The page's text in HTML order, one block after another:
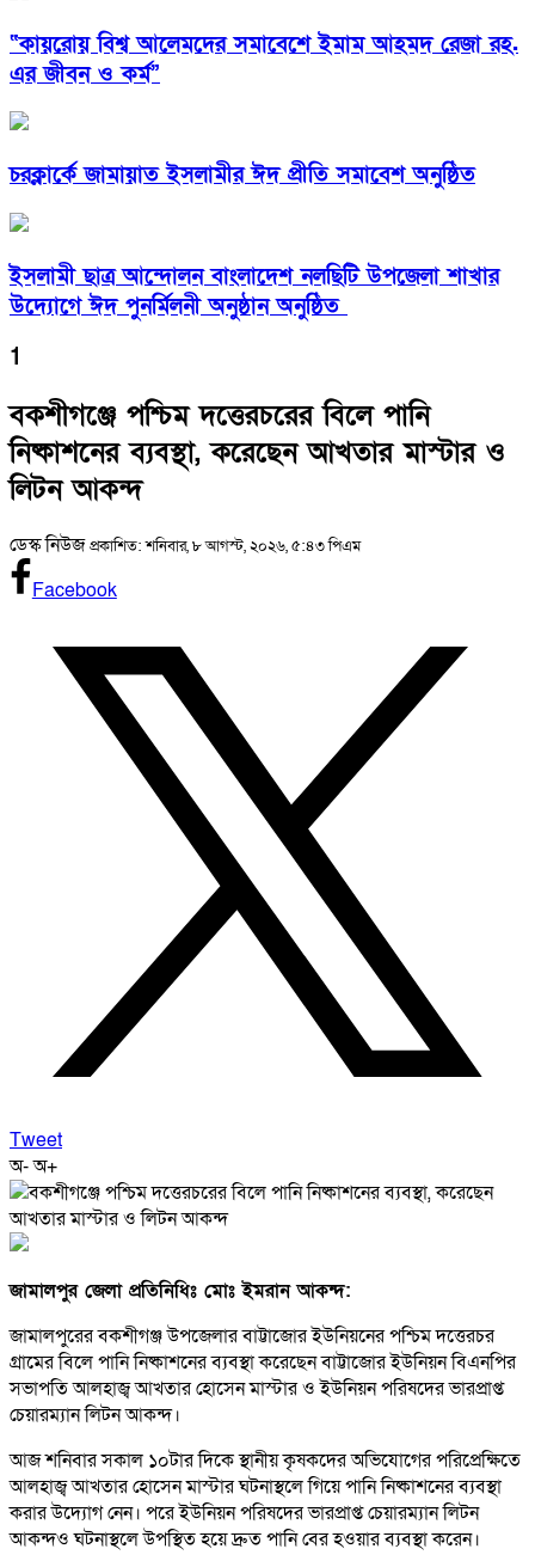
“কায়রোয় বিশ্ব আলেমদের সমাবেশে ইমাম আহমদ রেজা রহ.
এর জীবন ও কর্ম”
চরক্লার্কে জামায়াত ইসলামীর ঈদ প্রীতি সমাবেশ অনুষ্ঠিত
ইসলামী ছাত্র আন্দোলন বাংলাদেশ নলছিটি উপজেলা শাখার
উদ্যােগে ঈদ পুনর্মিলনী অনুষ্ঠান অনুষ্ঠিত
1
বকশীগঞ্জে পশ্চিম দত্তেরচরের বিলে পানি
নিষ্কাশনের ব্যবস্থা, করেছেন আখতার মাস্টার ও
লিটন আকন্দ
ডেস্ক নিউজপ্রকাশিত: শনিবার, ৮ আগস্ট, ২০২৬, ৫:৪৩ পিএম
Facebook
Tweet
অ-অ+
জামালপুর জেলা প্রতিনিধিঃ মোঃ ইমরান আকন্দ:
জামালপুরের বকশীগঞ্জ উপজেলার বাট্টাজোর ইউনিয়নের পশ্চিম দত্তেরচর
গ্রামের বিলে পানি নিষ্কাশনের ব্যবস্থা করেছেন বাট্টাজোর ইউনিয়ন বিএনপির
সভাপতি আলহাজ্ব আখতার হোসেন মাস্টার ও ইউনিয়ন পরিষদের ভারপ্রাপ্ত
চেয়ারম্যান লিটন আকন্দ।
আজ শনিবার সকাল ১০টার দিকে স্থানীয় কৃষকদের অভিযোগের পরিপ্রেক্ষিতে
আলহাজ্ব আখতার হোসেন মাস্টার ঘটনাস্থলে গিয়ে পানি নিষ্কাশনের ব্যবস্থা
করার উদ্যোগ নেন। পরে ইউনিয়ন পরিষদের ভারপ্রাপ্ত চেয়ারম্যান লিটন
আকন্দও ঘটনাস্থলে উপস্থিত হয়ে দ্রুত পানি বের হওয়ার ব্যবস্থা করেন।